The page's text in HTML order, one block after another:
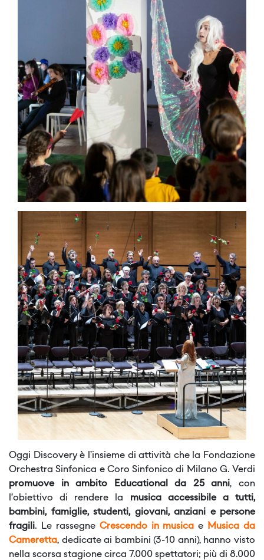
Oggi Discovery è l’insieme di attività che la Fondazione
Orchestra Sinfonica e Coro Sinfonico di Milano G. Verdi
promuove in ambito Educational da 25 anni, con
l’obiettivo di rendere la musica accessibile a tutti,
bambini, famiglie, studenti, giovani, anziani e persone
fragili. Le rassegne Crescendo in musica e
Musica da
Cameretta, dedicate ai bambini (3-10 anni), hanno visto
nella scorsa stagione circa 7.000 spettatori; più di 8.000